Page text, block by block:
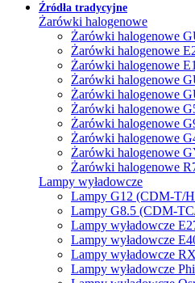
Źródła tradycyjne
Żarówki halogenowe
Żarówki halogenowe
Żarówki halogenowe
Żarówki halogenowe
Żarówki halogenowe
Żarówki halogenowe
Żarówki halogenowe
Żarówki halogenowe
Żarówki halogenowe
Żarówki halogenowe
Żarówki halogenowe
Lampy wyładowcze
Lampy G12 (CDM-T/
Lampy G8.5 (CDM-
Lampy wyładowcze
Lampy wyładowcze
Lampy wyładowcze
Lampy wyładowcze